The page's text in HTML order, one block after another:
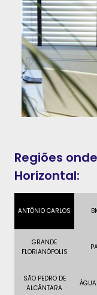
Regiões
Horizontal:
ANTÔNIO CARLOS
GRANDE
FLORIANÓPOLIS
SÃO PEDRO DE
ALCÂNTARA